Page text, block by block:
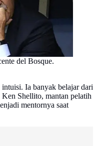
del Bosque.
Ia banyak belajar dari
Shellito, mantan pelatih
mentornya saat